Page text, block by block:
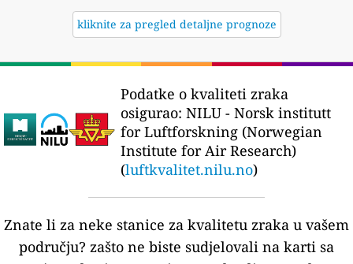
kliknite za pregled detaljne prognoze
Podatke o kvaliteti zraka
osigurao: NILU - Norsk institutt
for Luftforskning (Norwegian
Institute for Air Research)
(luftkvalitet.nilu.no)
Znate li za neke stanice za kvalitetu zraka u vašem
području? zašto ne biste sudjelovali na karti sa